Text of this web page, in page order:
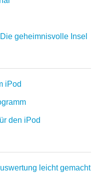
geheimnisvolle Insel
iPod
den iPod
leicht gemacht